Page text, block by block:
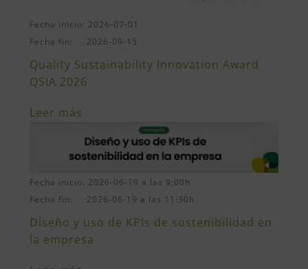
Fecha inicio: 2026-07-01
Fecha fin: 2026-09-15
Quality Sustainability Innovation Award
QSIA 2026
Leer más
Fecha inicio: 2026-06-19 a las 9:00h
Fecha fin: 2026-06-19 a las 11:30h
Diseño y uso de KPIs de sostenibilidad en
la empresa